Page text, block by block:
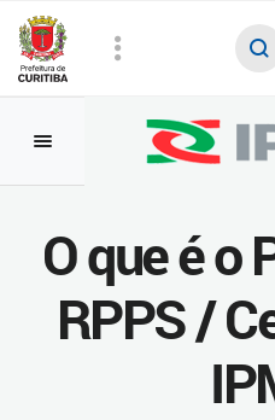
O que é o
RPPS /